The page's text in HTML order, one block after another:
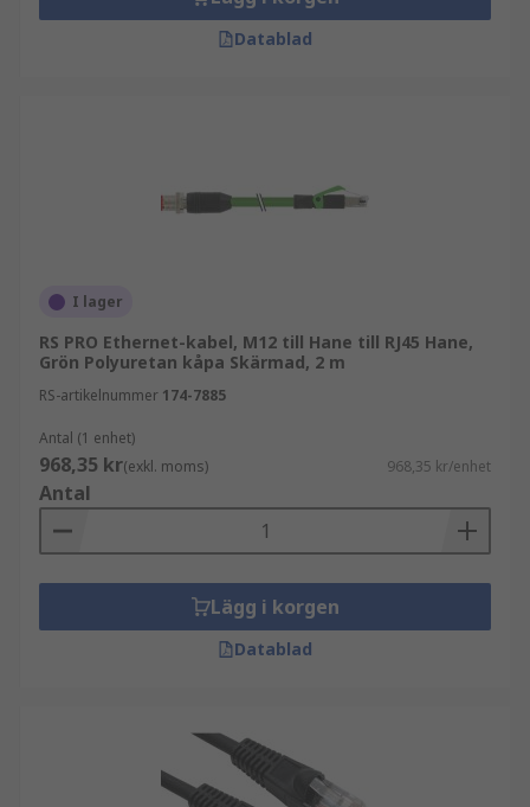
Ethernet-kablar används ofta tillsammans med:
I sortimentet hittar du även ethernet-kablar från
kvalitet, hållbarhet och prisvärde och är ett
pålitligt val för professionella
nätverksinstallationer.
Se RS PRO-sortimentet här
Köpråd
hänsyn till kategori (t.ex. Cat5e, Cat6 eller Cat7),
längd, skärmning och installationsmiljö. Rätt val
säkerställer optimal hastighet och stabil
Datablad
I lager
RS PRO Ethernet-kabel, M12 till Hane till RJ45 Hane,
Grön Polyuretan kåpa Skärmad, 2 m
RS-artikelnummer 174-7885
Antal (1 enhet)
968,35 kr(exkl. moms) 968,35 kr/enhet
Antal
Lägg i korgen
Datablad